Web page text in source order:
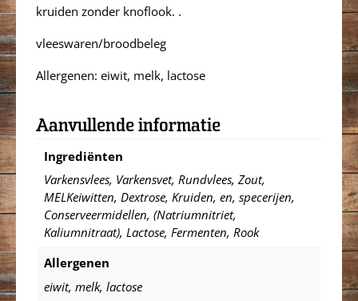
kruiden zonder knoflook. .
vleeswaren/broodbeleg
Allergenen: eiwit, melk, lactose
Aanvullende informatie
Ingrediënten
Varkensvlees, Varkensvet, Rundvlees, Zout,
MELKeiwitten, Dextrose, Kruiden, en, specerijen,
Conserveermidellen, (Natriumnitriet,
Kaliumnitraat), Lactose, Fermenten, Rook
Allergenen
eiwit, melk, lactose